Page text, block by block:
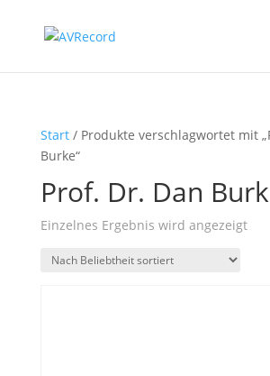
Start/ Produkte verschlagwortet mit
Burke“
Prof. Dr. Dan
Einzelnes Ergebnis wird angezeigt